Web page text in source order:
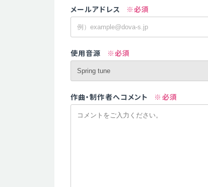
メールアドレス ※必須
使用音源 ※必須
作曲・制作者へコメント ※必須